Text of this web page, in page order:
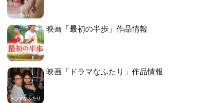
映画「最初の半歩」作品情報
映画「ドラマなふたり」作品情報